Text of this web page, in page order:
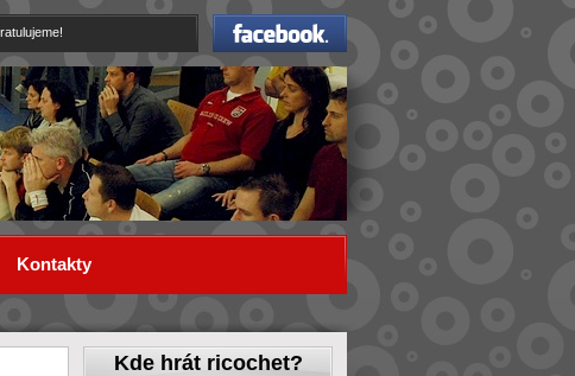
Facebook
Kontakty
Kde hrát ricochet?